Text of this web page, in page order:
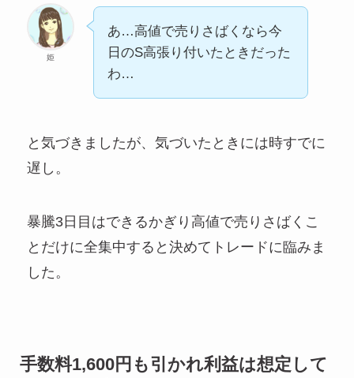
姫
あ…高値で売りさばくなら今
日のS高張り付いたときだった
わ…
と気づきましたが、気づいたときには時すでに
遅し。
暴騰3日目はできるかぎり高値で売りさばくこ
とだけに全集中すると決めてトレードに臨みま
した。
手数料1,600円も引かれ利益は想定して